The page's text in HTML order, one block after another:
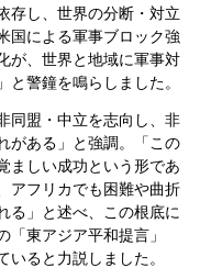
存し、世界の分断・対立
国による軍事ブロック強
が、世界と地域に軍事対
警鐘を鳴らしました。
同盟・中立を志向し、非
がある」と強調。「この
ましい成功という形であ
アフリカでも困難や曲折
る」と述べ、この根底に
東アジア平和提言」
ると力説しました。